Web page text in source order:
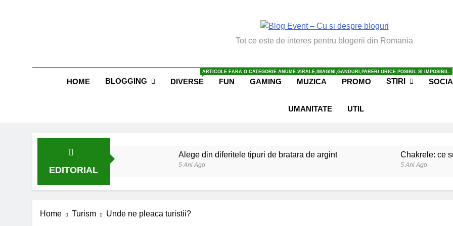
Blog Event – Cu Si Despre
Tot ce este de interes pentru blogerii din Romania
HOME BLOGGING DIVERSE
ARTICOLE FARA O CATEGORIE ANUME.VIRALE,IMAGINI,GANDURI,PARERI ORICE POSIBIL SI IMPOSIBIL.
FUN GAMING MUZICA PROMO STIRI
UMANITATE UTIL
EDITORIAL
Alege din diferitele tipuri de bratara de argint
5 Ani Ago
Chakrele: ce
5 Ani Ago
6 Ani Ago 6 Ani Ago
6 Ani Ago
Home Turism Unde ne pleaca turistii?